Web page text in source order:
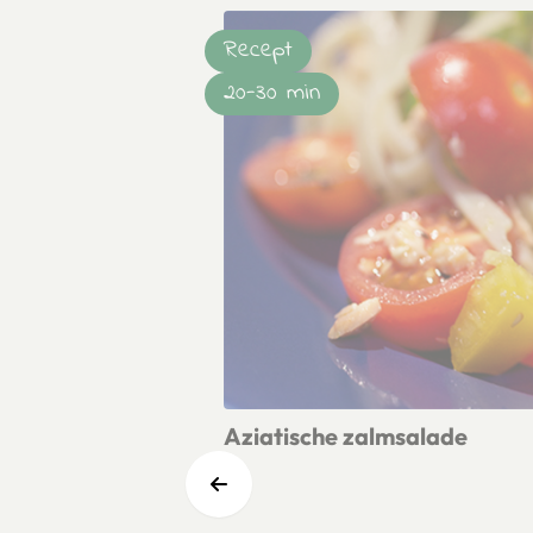
Aziatische zalmsalade
Recept
20-30 min